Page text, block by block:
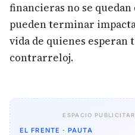
financieras no se
pueden terminar
vida de quienes esperan
contrarreloj.
ESPACIO
EL FRENTE · PAUTA